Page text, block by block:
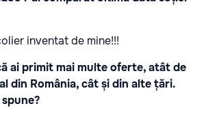
inventat de mine!!!
ai primit mai multe oferte, atât de
din România, cât și din alte țări.